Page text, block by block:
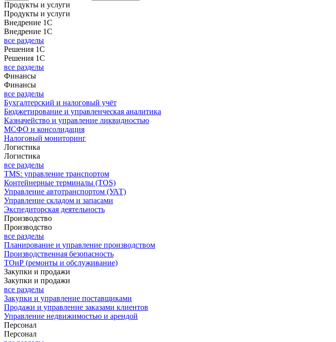
Продукты и услуги
Продукты и услуги
Внедрение 1С
Внедрение 1С
все разделы
Решения 1С
Решения 1С
все разделы
Финансы
Финансы
все разделы
Бухгалтерский и налоговый учёт
Бюджетирование и управленческая аналитика
Казначейство и управление ликвидностью
МСФО и консолидация
Налоговый мониторинг
Логистика
Логистика
все разделы
TMS: управление транспортом
Контейнерные терминалы (TOS)
Управление автотранспортом (УАТ)
Управление складом и запасами
Экспедиторская деятельность
Производство
Производство
все разделы
Планирование и управление производством
Производственная безопасность
ТОиР (ремонты и обслуживание)
Закупки и продажи
Закупки и продажи
все разделы
Закупки и управление поставщиками
Продажи и управление заказами клиентов
Управление недвижимостью и арендой
Персонал
Персонал